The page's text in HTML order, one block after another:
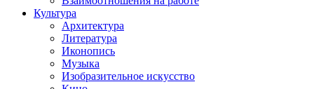
Культура
Архитектура
Литература
Иконопись
Музыка
Изобразительное искусство